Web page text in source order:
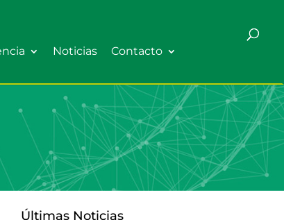
Noticias Contacto
Últimas Noticias